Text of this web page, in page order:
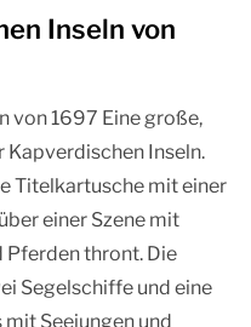
Inseln von
von 1697 Eine große,
Inseln.
Titelkartusche mit einer
einer Szene mit
Pferden thront. Die
Segelschiffe und eine
Seejungen und